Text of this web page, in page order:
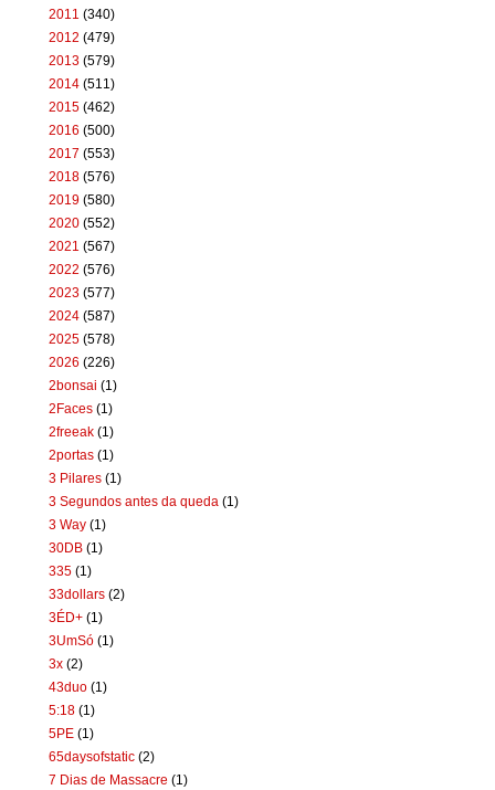
2011 (340)
2012 (479)
2013 (579)
2014 (511)
2015 (462)
2016 (500)
2017 (553)
2018 (576)
2019 (580)
2020 (552)
2021 (567)
2022 (576)
2023 (577)
2024 (587)
2025 (578)
2026 (226)
2bonsai (1)
2Faces (1)
2freeak (1)
2portas (1)
3 Pilares (1)
3 Segundos antes da queda (1)
3 Way (1)
30DB (1)
335 (1)
33dollars (2)
3ÉD+ (1)
3UmSó (1)
3x (2)
43duo (1)
5:18 (1)
5PE (1)
65daysofstatic (2)
7 Dias de Massacre (1)